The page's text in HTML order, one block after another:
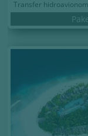
Transfer